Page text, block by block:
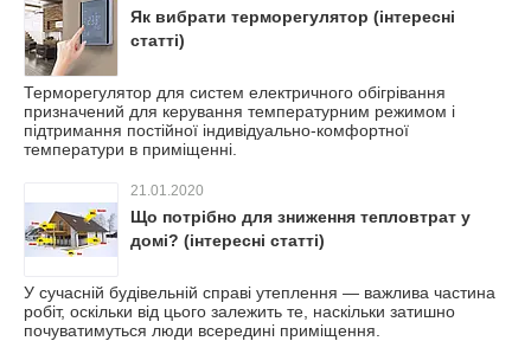
Як вибрати терморегулятор (інтересні
статті)
Терморегулятор для систем електричного обігрівання
призначений для керування температурним режимом і
підтримання постійної індивідуально-комфортної
температури в приміщенні.
21.01.2020
Що потрібно для зниження тепловтрат у
домі? (інтересні статті)
У сучасній будівельній справі утеплення — важлива частина
робіт, оскільки від цього залежить те, наскільки затишно
почуватимуться люди всередині приміщення.